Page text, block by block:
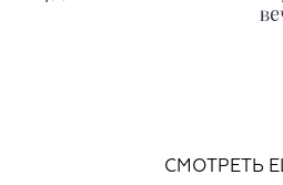
СМОТРЕТЬ